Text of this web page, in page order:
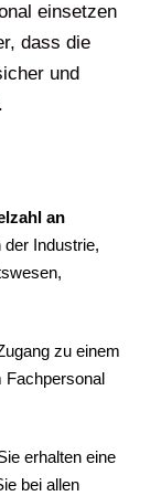
einsetzen
dass die
und
an
Industrie,
zu einem
Fachpersonal
erhalten eine
bei allen